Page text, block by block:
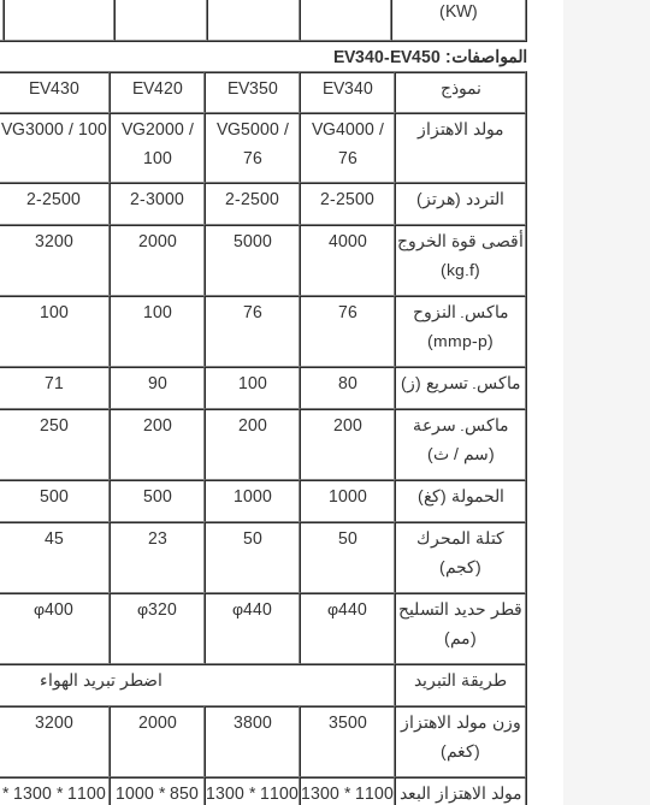
(KW)
المواصفات: EV340-EV450
نموذج
EV340
EV350
EV420
EV430
مولد الاهتزاز
VG4000 /
76
VG5000 /
76
VG2000 /
100
VG3000 / 100
التردد (هرتز) 2-2500
2-2500
2-3000
2-2500
أقصى قوة الخروج
(kg.f)
4000
5000
2000
3200
ماكس. النزوح
(mmp-p)
76
76
100
100
ماكس. تسريع (ز) 80
100
90
71
ماكس. سرعة
(سم / ث)
200
200
200
250
الحمولة (كغ) 1000
1000
500
500
كتلة المحرك
(كجم)
50
50
23
45
قطر حديد التسليح
(مم)
φ440
φ440
φ320
φ400
طريقة التبريد اضطر تبريد الهواء
وزن مولد الاهتزاز
(كغم)
3500
3800
2000
3200
مولد الاهتزاز البعد
1100 * 1300
1100 * 1300
850 * 1000
1100 * 1300 *